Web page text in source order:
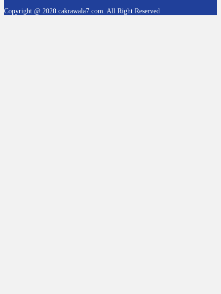
Copyright @ 2020 cakrawala7.com. All Right Reserved